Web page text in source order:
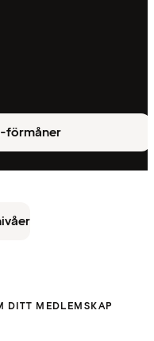
förmåner
DITT MEDLEMSKAP